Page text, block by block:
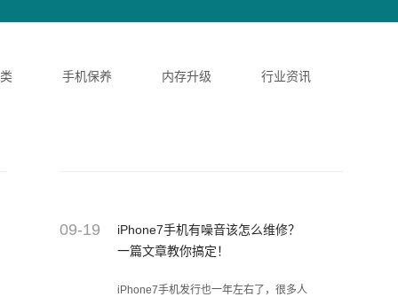
手机保养 内存升级 行业资讯
09-19
iPhone7手机有噪音该怎么维修？
一篇文章教你搞定！
iPhone7手机发行也一年左右了，很多人